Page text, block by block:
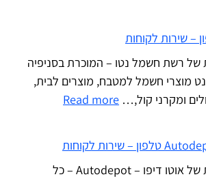
– שירות לקוחות
של רשת חשמל נטו – המוכרת בסניפיה
מוצרי חשמל למטבח, מוצרים לבית,
ומקרני קול,… Read more
שירות הלקוחות של אוטו דיפו – Autodepot – כל